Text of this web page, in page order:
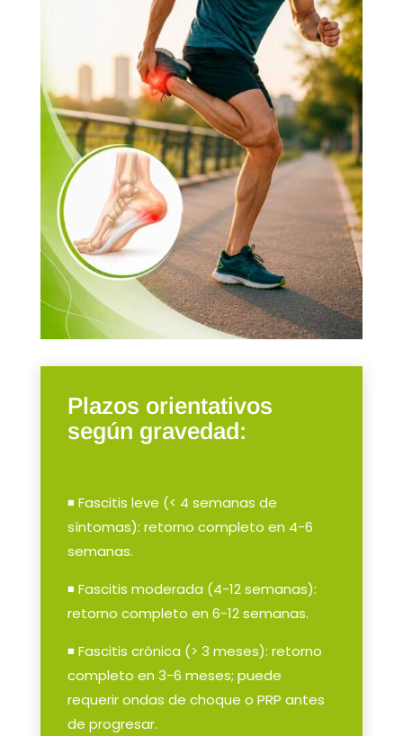
Plazos orientativos
según gravedad:
◾ Fascitis leve (< 4 semanas de
síntomas): retorno completo en 4-6
semanas.
◾ Fascitis moderada (4-12 semanas):
retorno completo en 6-12 semanas.
◾ Fascitis crónica (> 3 meses): retorno
completo en 3-6 meses; puede
requerir ondas de choque o PRP antes
de progresar.